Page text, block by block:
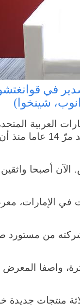
شينخوا)
يحمل شابان من الإمارات
أزهر وساهل بفخر بطاقتين تعريفيتين تحملان صورتيهما عندما
أصبحا
في الإمارات،
شركته من مستورد
واصفا المعرض
منتجات جديدة